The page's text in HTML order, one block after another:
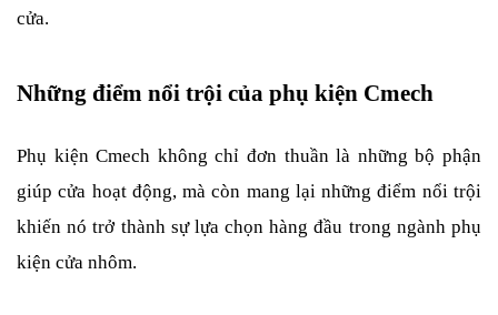
cửa.
Những điểm nổi trội của phụ kiện Cmech
Phụ kiện Cmech không chỉ đơn thuần là những bộ phận
giúp cửa hoạt động, mà còn mang lại những điểm nổi trội
khiến nó trở thành sự lựa chọn hàng đầu trong ngành phụ
kiện cửa nhôm.